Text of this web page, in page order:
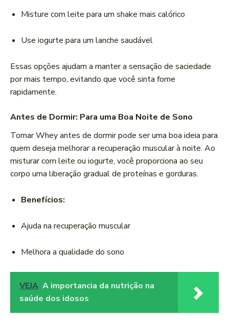
Misture com leite para um shake mais calórico
Use iogurte para um lanche saudável
Essas opções ajudam a manter a sensação de saciedade
por mais tempo, evitando que você sinta fome
rapidamente.
Antes de Dormir: Para uma Boa Noite de Sono
Tomar Whey antes de dormir pode ser uma boa ideia para
quem deseja melhorar a recuperação muscular à noite. Ao
misturar com leite ou iogurte, você proporciona ao seu
corpo uma liberação gradual de proteínas e gorduras.
Benefícios:
Ajuda na recuperação muscular
Melhora a qualidade do sono
VEJA A importancia da nutrição na
saúde dos idosos